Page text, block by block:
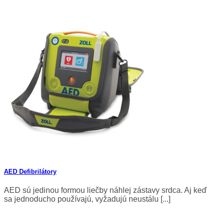
AED Defibrilátory
AED sú jedinou formou liečby náhlej zástavy srdca. Aj keď
sa jednoducho používajú, vyžadujú neustálu [...]